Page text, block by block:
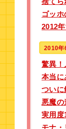
ゴッ
2012
2010年
驚異！
本当に
つい
悪魔の
実用度
モナ・